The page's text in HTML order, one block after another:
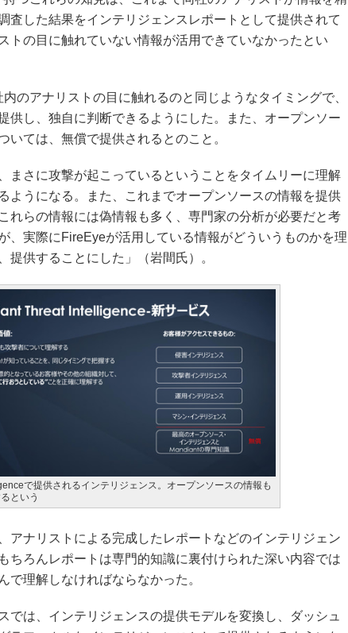
査した結果をインテリジェンスレポートとして提供されて
トの目に触れていない情報が活用できていなかったとい
のアナリストの目に触れるのと同じようなタイミングで、
供し、独自に判断できるようにした。また、オープンソー
いては、無償で提供されるとのこと。
まさに攻撃が起こっているということをタイムリーに理解
ようになる。また、これまでオープンソースの情報を提供
れらの情報には偽情報も多く、専門家の分析が必要だと考
、実際にFireEyeが活用している情報がどういうものかを理
提供することにした」（岩間氏）。
で提供されるインテリジェンス。オープンソースの情報も
という
アナリストによる完成したレポートなどのインテリジェン
ちろんレポートは専門的知識に裏付けられた深い内容では
で理解しなければならなかった。
は、インテリジェンスの提供モデルを変換し、ダッシュ